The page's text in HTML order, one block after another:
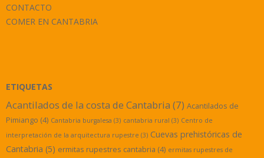
CONTACTO
COMER EN CANTABRIA
ETIQUETAS
Acantilados de la costa de Cantabria (7) Acantilados de
Pimiango (4) Cantabria burgalesa (3) cantabria rural (3) Centro de
interpretación de la arquitectura rupestre (3) Cuevas prehistóricas de
Cantabria (5) ermitas rupestres cantabria (4) ermitas rupestres de